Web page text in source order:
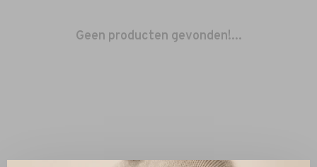
Geen producten gevonden!...